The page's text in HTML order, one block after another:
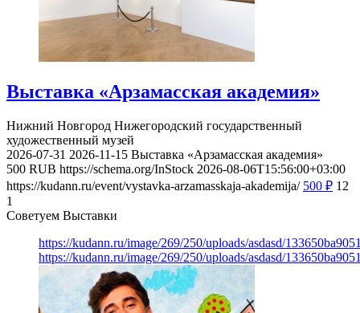
Выставка «Арзамасская академия»
Нижний Новгород Нижегородский государственный
художественный музей
2026-07-31 2026-11-15 Выставка «Арзамасская академия»
500 RUB https://schema.org/InStock 2026-08-06T15:56:00+03:00
https://kudann.ru/event/vystavka-arzamasskaja-akademija/ 500 ₽ 12
1
Советуем Выставки
https://kudann.ru/image/269/250/uploads/asdasd/
https://kudann.ru/image/269/250/uploads/asdasd/